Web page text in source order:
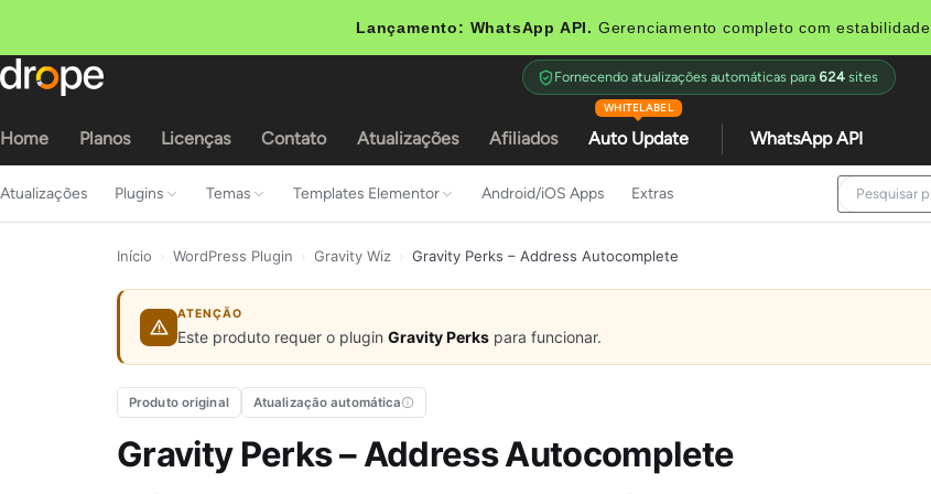
Lançamento: WhatsApp API. Gerenciamento completo com estabilidade.
Home Planos Licenças Contato Atualizações Afiliados Auto Update
WHITELABEL
WhatsApp API
Fornecendo atualizações automáticas para 624 sites
Atualizações Plugins Temas Templates Elementor Android/iOS Apps Extras
Início WordPress Plugin Gravity Wiz Gravity Perks – Address Autocomplete
ATENÇÃO
Este produto requer o plugin Gravity Perks para funcionar.
Produto original Atualização automática
Gravity Perks – Address Autocomplete